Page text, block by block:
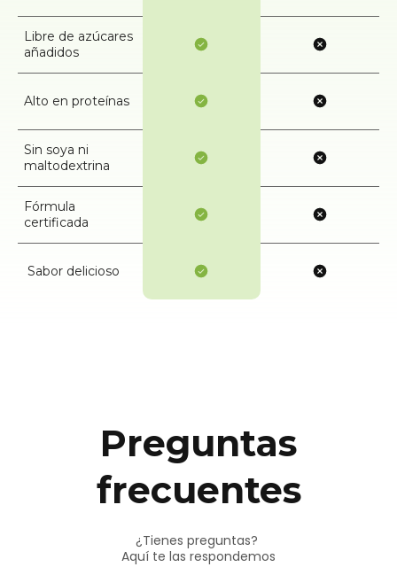
Libre de azúcares
añadidos
Alto en proteínas
Sin soya ni
maltodextrina
Fórmula
certificada
Sabor delicioso
Preguntas
frecuentes
¿Tienes preguntas?
Aquí te las respondemos